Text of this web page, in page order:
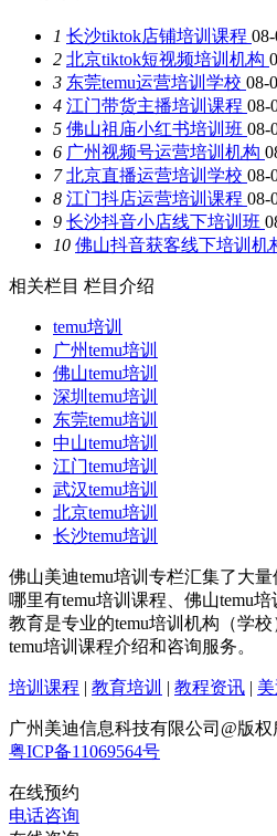
1 长沙tiktok店铺培训课程
2 北京tiktok短视频培训机构
3 东莞temu运营培训学校 08-
4 江门带货主播培训课程 08-
5 佛山祖庙小红书培训班 08-
6 广州视频号运营培训机构
7 北京直播运营培训学校 08-
8 江门抖店运营培训课程 08-
9 长沙抖音小店线下培训班
10 佛山抖音获客线下培训机
相关栏目 栏目介绍
temu培训
广州temu培训
佛山temu培训
深圳temu培训
东莞temu培训
中山temu培训
江门temu培训
武汉temu培训
北京temu培训
长沙temu培训
佛山美迪temu培训专栏汇集了大
哪里有temu培训课程、佛山temu
教育是专业的temu培训机构（学
temu培训课程介绍和咨询服务。
培训课程 | 教育培训 | 教程资讯 |
广州美迪信息科技有限公司@版权
粤ICP备11069564号
在线预约
电话咨询